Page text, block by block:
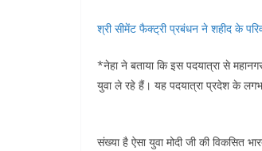
k
श्री सीमेंट फैक्ट्री प्रबंधन ने शहीद के
*नेहा ने बताया कि इस पदयात्रा से
युवा ले रहे हैं। यह पदयात्रा प्रदेश के
संख्या है ऐसा युवा मोदी जी की विकसित